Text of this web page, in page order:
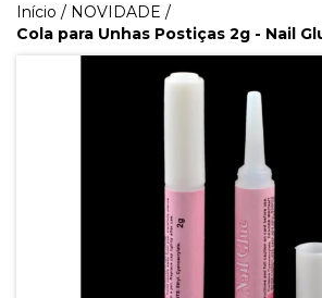
Início / NOVIDADE /
Cola para Unhas Postiças 2g - Nail